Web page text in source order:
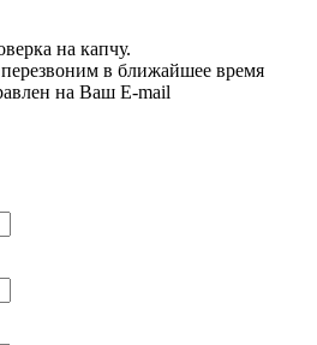
на капчу.
в ближайшее время
на Ваш E-mail